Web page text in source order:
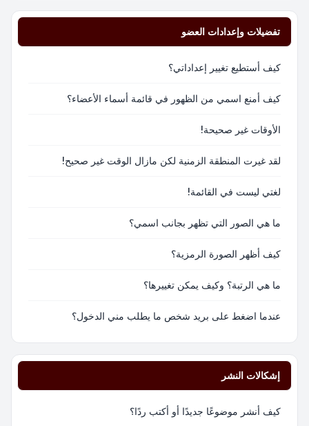
تفضيلات وإعدادات العضو
كيف أستطيع تغيير إعداداتي؟
كيف أمنع اسمي من الظهور في قائمة أسماء الأعضاء؟
الأوقات غير صحيحة!
لقد غيرت المنطقة الزمنية لكن مازال الوقت غير صحيح!
لغتي ليست في القائمة!
ما هي الصور التي تظهر بجانب اسمي؟
كيف أظهر الصورة الرمزية؟
ما هي الرتبة؟ وكيف يمكن تغييرها؟
عندما اضغط على بريد شخص ما يطلب مني الدخول؟
إشكالات النشر
كيف أنشر موضوعًا جديدًا أو أكتب ردًا؟